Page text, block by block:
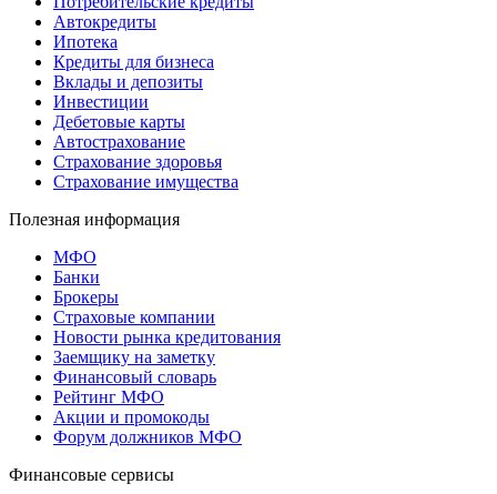
Автокредиты
Ипотека
Кредиты для бизнеса
Вклады и депозиты
Инвестиции
Дебетовые карты
Автострахование
Страхование здоровья
Страхование имущества
Полезная информация
МФО
Банки
Брокеры
Страховые компании
Новости рынка кредитования
Заемщику на заметку
Финансовый словарь
Рейтинг МФО
Акции и промокоды
Форум должников МФО
Финансовые сервисы